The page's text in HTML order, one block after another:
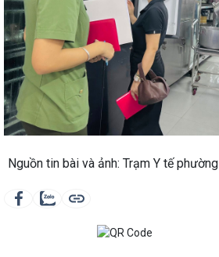
Nguồn tin bài và ảnh: Trạm Y tế phường